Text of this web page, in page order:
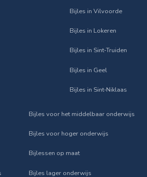
Bijles in Vilvoorde
Bijles in Lokeren
Bijles in Sint‑Truiden
Bijles in Geel
Bijles in Sint‑Niklaas
Bijles voor het middelbaar onderwijs
Bijles voor hoger onderwijs
Bijlessen op maat
Bijles lager onderwijs